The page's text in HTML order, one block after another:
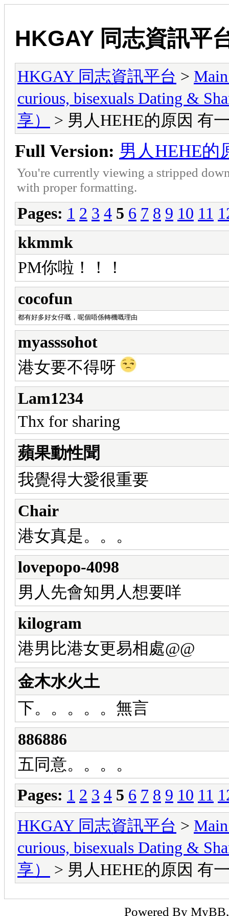
HKGAY 同志資訊平
HKGAY 同志資訊平台 >
curious, bisexuals Dating &
享）
> 男人HEHE的原因 有
Full Version: 男人HEHE的
You're currently viewing a stripped
with proper formatting.
Pages: 1 2 3 4 5 6 7 8 9 10 11
kkmmk
PM你啦！！！
cocofun
都有好多好女仔嘅，呢個唔係轉機嘅理由
myasssohot
港女要不得呀
Lam1234
Thx for sharing
蘋果動性聞
我覺得大愛很重要
Chair
港女真是。。。
lovepopo-4098
男人先會知男人想要咩
kilogram
港男比港女更易相處@@
金木水火土
下。。。。。無言
886886
五同意。。。。
Pages: 1 2 3 4 5 6 7 8 9 10 11
HKGAY 同志資訊平台 >
curious, bisexuals Dating &
享）
> 男人HEHE的原因 有
Powered By MyBB